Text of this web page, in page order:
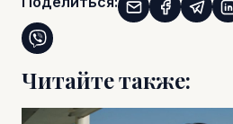
Читайте также: